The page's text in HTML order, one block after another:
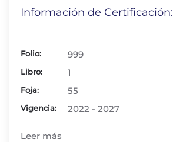
Información de Certificación:
Folio: 999
Libro: 1
Foja: 55
Vigencia: 2022 - 2027
Leer más